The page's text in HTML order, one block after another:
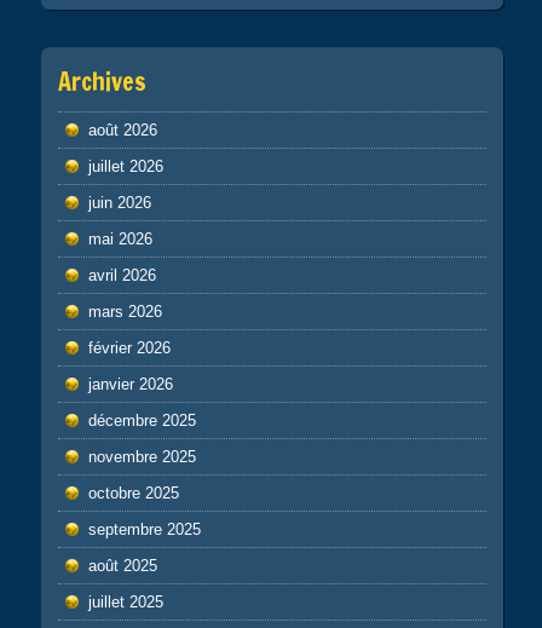
Archives
août 2026
juillet 2026
juin 2026
mai 2026
avril 2026
mars 2026
février 2026
janvier 2026
décembre 2025
novembre 2025
octobre 2025
septembre 2025
août 2025
juillet 2025